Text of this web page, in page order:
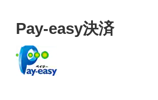
Pay-easy決済